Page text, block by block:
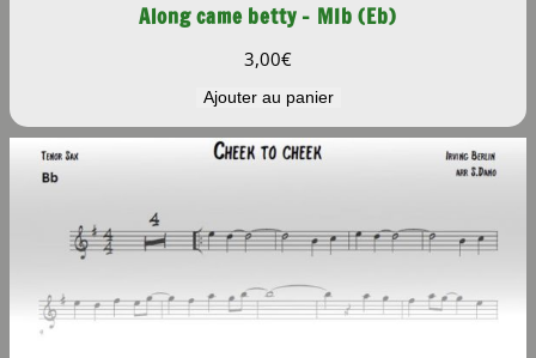
Along came betty – MIb (Eb)
3,00€
Ajouter au panier